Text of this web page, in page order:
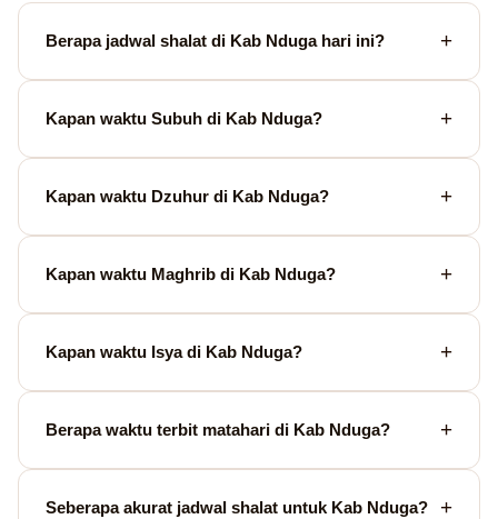
Berapa jadwal shalat di Kab Nduga hari ini?
Kapan waktu Subuh di Kab Nduga?
Kapan waktu Dzuhur di Kab Nduga?
Kapan waktu Maghrib di Kab Nduga?
Kapan waktu Isya di Kab Nduga?
Berapa waktu terbit matahari di Kab Nduga?
Seberapa akurat jadwal shalat untuk Kab Nduga?